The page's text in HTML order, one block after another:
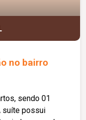
no bairro
sendo 01
suíte possui